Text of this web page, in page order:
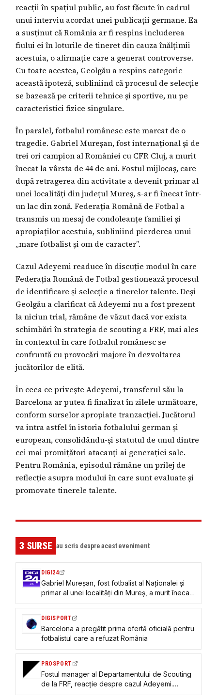
reacții în spațiul public, au fost făcute în cadrul
unui interviu acordat unei publicații germane. Ea
a susținut că România ar fi respins includerea
fiului ei în loturile de tineret din cauza înălțimii
acestuia, o afirmație care a generat controverse.
Cu toate acestea, Geolgău a respins categoric
această ipoteză, subliniind că procesul de selecție
se bazează pe criterii tehnice și sportive, nu pe
caracteristici fizice singulare.
În paralel, fotbalul românesc este marcat de o
tragedie. Gabriel Mureșan, fost internațional și de
trei ori campion al României cu CFR Cluj, a murit
înecat la vârsta de 44 de ani. Fostul mijlocaș, care
după retragerea din activitate a devenit primar al
unei localități din județul Mureș, s-ar fi înecat într-
un lac din zonă. Federația Română de Fotbal a
transmis un mesaj de condoleanțe familiei și
apropiaților acestuia, subliniind pierderea unui
„mare fotbalist și om de caracter”.
Cazul Adeyemi readuce în discuție modul în care
Federația Română de Fotbal gestionează procesul
de identificare și selecție a tinerelor talente. Deși
Geolgău a clarificat că Adeyemi nu a fost prezent
la niciun trial, rămâne de văzut dacă vor exista
schimbări în strategia de scouting a FRF, mai ales
în contextul în care fotbalul românesc se
confruntă cu provocări majore în dezvoltarea
jucătorilor de elită.
În ceea ce privește Adeyemi, transferul său la
Barcelona ar putea fi finalizat în zilele următoare,
conform surselor apropiate tranzacției. Jucătorul
va intra astfel în istoria fotbalului german și
european, consolidându-și statutul de unul dintre
cei mai promițători atacanți ai generației sale.
Pentru România, episodul rămâne un prilej de
reflecție asupra modului în care sunt evaluate și
promovate tinerele talente.
3SURSE au scris despre acest eveniment
DIGI24
Gabriel Mureșan, fost fotbalist al Naționalei și
primar al unei localități din Mureș, a murit înecat,
la 44 de ani. Mesajul FRF
DIGISPORT
Barcelona a pregătit prima ofertă oficială pentru
fotbalistul care a refuzat România
PROSPORT
Fostul manager al Departamentului de Scouting
de la FRF, reacție despre cazul Adeyemi.
Fotbalistul semnează cu Barcelona, iar mama lui